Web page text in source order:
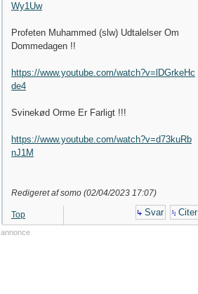
Wy1Uw
Profeten Muhammed (slw) Udtalelser Om
Dommedagen !!
https://www.youtube.com/watch?v=lDGrkeHc
de4
Svinekød Orme Er Farligt !!!
https://www.youtube.com/watch?v=d73kuRb
nJ1M
Redigeret af somo (02/04/2023 17:07)
Top Svar Citer
annonce